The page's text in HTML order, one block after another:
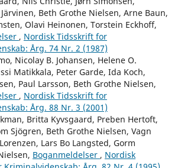
Beth Grothe Nielsen, Arne Baun,
Olavi Heinonen, Torstein Eckhoff,
, Nordisk Tidsskrift for
Årg. 74 Nr. 2 (1987)
Nicolay B. Johansen, Helene O.
Matikkala, Peter Garde, Ida Koch,
Paul Larsson, Beth Grothe Nielsen,
, Nordisk Tidsskrift for
Årg. 88 Nr. 3 (2001)
Britta Kyvsgaard, Preben Hertoft,
Sjögren, Beth Grothe Nielsen, Vagn
Lars Bo Langsted, Gorm
Boganmeldelser , Nordisk